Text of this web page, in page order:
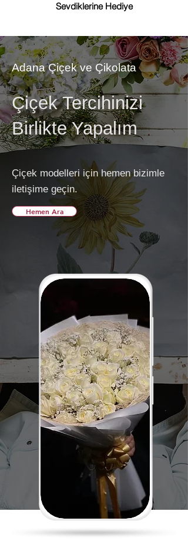
Sevdiklerine Hediye
Adana Çiçek ve Çikolata
Çiçek Tercihinizi
Birlikte Yapalım
Çiçek modelleri için hemen bizimle
iletişime geçin.
Hemen Ara